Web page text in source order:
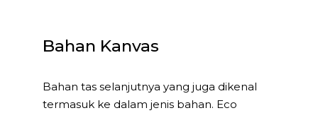
Bahan Kanvas
Bahan tas selanjutnya yang juga dikenal
termasuk ke dalam jenis bahan. Eco